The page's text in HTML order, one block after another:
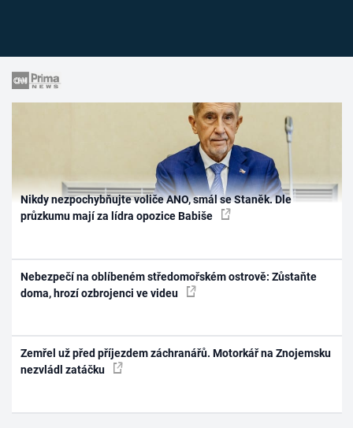
Nikdy nezpochybňujte voliče ANO, smál se Staněk. Dle
průzkumu mají za lídra opozice Babiše
Nebezpečí na oblíbeném středomořském ostrově: Zůstaňte
doma, hrozí ozbrojenci ve videu
Zemřel už před příjezdem záchranářů. Motorkář na Znojemsku
nezvládl zatáčku